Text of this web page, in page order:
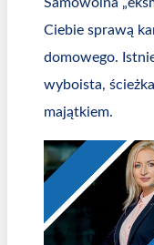
Ciebie sprawą
domowego.
wyboista,
majątkiem.